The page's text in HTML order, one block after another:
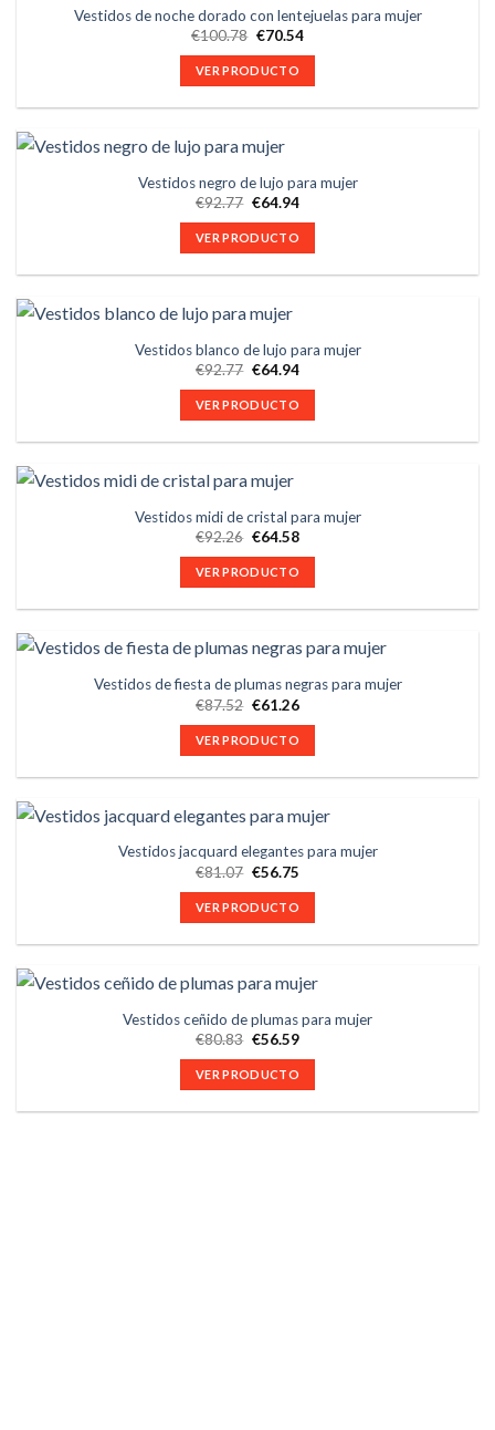
Vestidos de noche dorado con lentejuelas para mujer
€100.78 €70.54
VER PRODUCTO
Vestidos negro de lujo para mujer
€92.77 €64.94
VER PRODUCTO
Vestidos blanco de lujo para mujer
€92.77 €64.94
VER PRODUCTO
Vestidos midi de cristal para mujer
€92.26 €64.58
VER PRODUCTO
Vestidos de fiesta de plumas negras para mujer
€87.52 €61.26
VER PRODUCTO
Vestidos jacquard elegantes para mujer
€81.07 €56.75
VER PRODUCTO
Vestidos ceñido de plumas para mujer
€80.83 €56.59
VER PRODUCTO